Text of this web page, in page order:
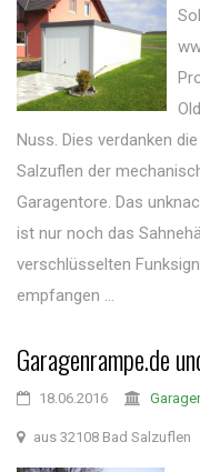
Nuss. Dies verdanken
Salzuflen der
Garagentore. Das
ist nur noch das
verschlüsselten
empfangen ...
Garagenrampe.de
18.06.2016
aus 32108 Bad Salzuflen